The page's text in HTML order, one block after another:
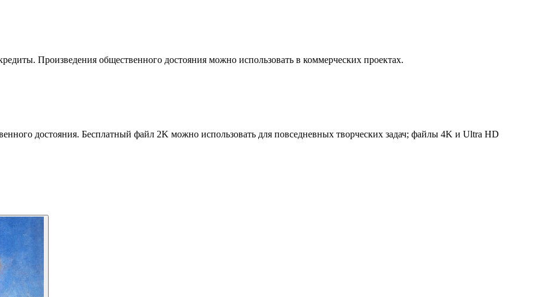
Произведения общественного достояния можно использовать в коммерческих проектах.
достояния. Бесплатный файл 2K можно использовать для повседневных творческих задач; файлы 4K и Ultra HD